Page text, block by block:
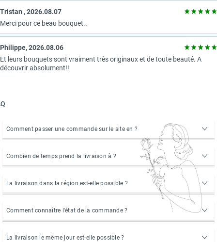
Tristan , 2026.08.07
Merci pour ce beau bouquet..
Рhilippe, 2026.08.06
Et leurs bouquets sont vraiment très originaux et de toute beauté. A
découvrir absolument!!
Comment passer une commande sur le site en ?
Combien de temps prend la livraison à ?
La livraison dans la région est-elle possible ?
Comment connaître l'état de la commande ?
La livraison le même jour est-elle possible ?